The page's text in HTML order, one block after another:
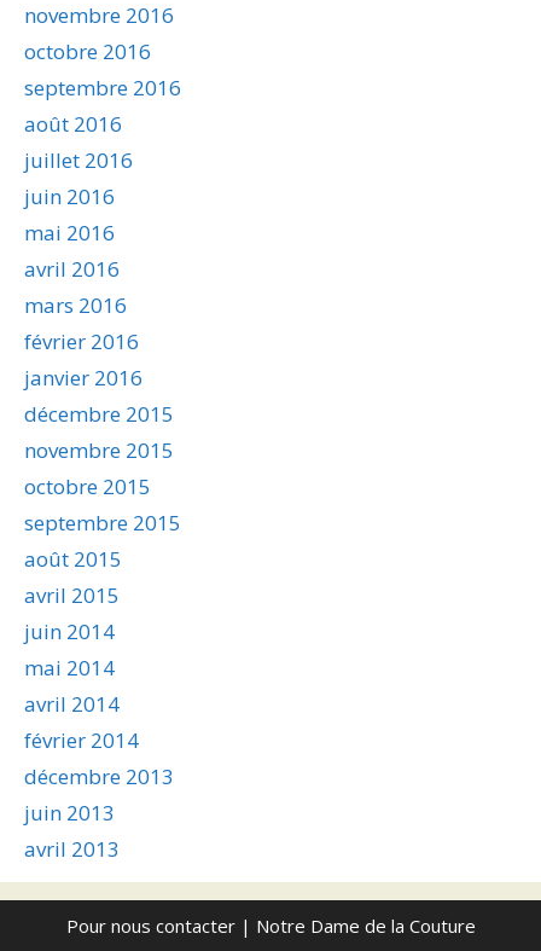
novembre 2016
octobre 2016
septembre 2016
août 2016
juillet 2016
juin 2016
mai 2016
avril 2016
mars 2016
février 2016
janvier 2016
décembre 2015
novembre 2015
octobre 2015
septembre 2015
août 2015
avril 2015
juin 2014
mai 2014
avril 2014
février 2014
décembre 2013
juin 2013
avril 2013
Pour nous contacter| Notre Dame de la Couture